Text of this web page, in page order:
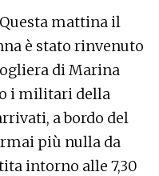
Questa mattina il
è stato rinvenuto
di Marina
i militari della
a bordo del
più nulla da
intorno alle 7,30